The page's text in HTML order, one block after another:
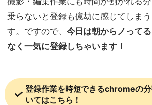
乗らないと登録も億劫に感じてしま
す。ですので、 今日は朝からノって
なく一気に登録しちゃいます！
登録作業を時短できるchromeの
いてはこちら！